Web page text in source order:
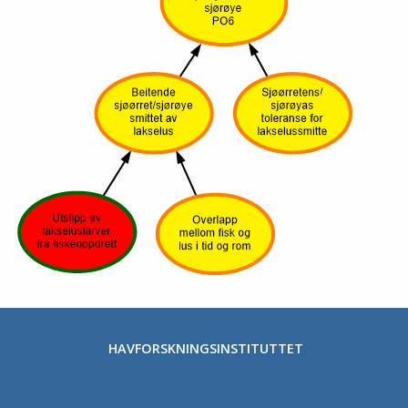
HAVFORSKNINGSINSTITUTTET